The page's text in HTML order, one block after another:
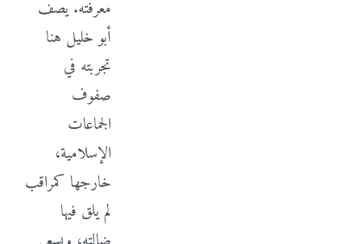
معرفته. يصف
أبو خليل هنا
تجربته في
صفوف
الجماعات
الإسلامية،
خارجها كمراقب
لم يلق فيها